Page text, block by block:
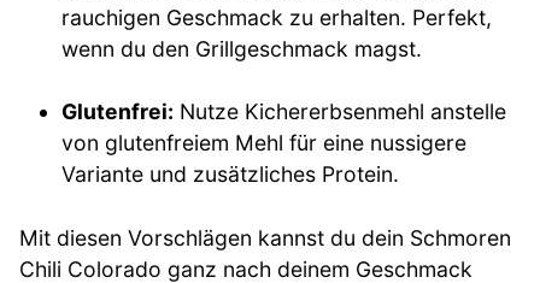
rauchigen Geschmack zu erhalten. Perfekt,
wenn du den Grillgeschmack magst.
Glutenfrei: Nutze Kichererbsenmehl anstelle
von glutenfreiem Mehl für eine nussigere
Variante und zusätzliches Protein.
Mit diesen Vorschlägen kannst du dein Schmoren
Chili Colorado ganz nach deinem Geschmack